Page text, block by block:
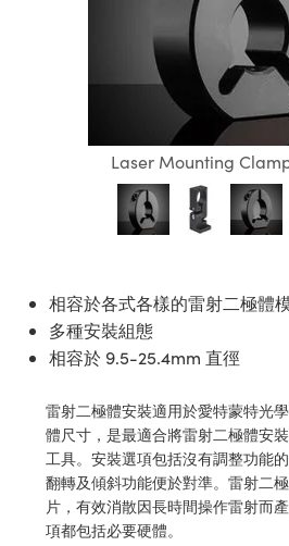
Components | SCHOTT 光
| 光纖
| 雷射光學
Sputtering) Coated Optics |
濺鍍）鍍膜光學元件
Elements (DOE) | 繞射光
Assemblies | 雷射光學元件組
Shaping | 雷射光束整形
| 雷射分光鏡
| 雷射顯微鏡
| 雷射偏光片
| 雷射稜鏡
and Slides | 平臺和滑塊
Objectives | 有限共軛物鏡
Systems| 體視顯微鏡系統
Filters | 顯微鏡濾光片
Lenses | 變焦鏡頭模組
Targets | 顯微鏡標靶
Stage Micrometers | 刻劃板或
| 實驗室和生產線
Lenses for Harsh Environments
and Advanced
Accessories | 成像鏡頭配件
Cameras | Allied Vision 相機
Labs Cameras™ | Lucid Vision
and Optomechanics |
and Roughness Standards | 表
Tools | 量測工具
and Detection
Accessories | UV固化設備
Production
Development Systems
Optical Company
| 清倉照明
and Detection
and Production | 清倉實驗室
| 重新認證相機
| 重新認證照明
Targets
and Detection
Laser Mounting
相容於各式各樣的雷射二極體
多種安裝組態
相容於 9.5-25.4mm 直徑
雷射二極體安裝適用於愛特蒙特光
體尺寸，是最適合將雷射二極體安
工具。安裝選項包括沒有調整功能
翻轉及傾斜功能便於對準。雷射二
片，有效消散因長時間操作雷射而
項都包括必要硬體。